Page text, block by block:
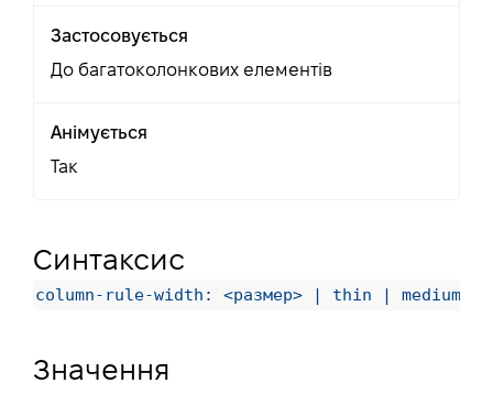
Застосовується
До багатоколонкових елементів
Анімується
Так
Синтаксис
column-rule-width: <размер> | thin | medium |
Значення